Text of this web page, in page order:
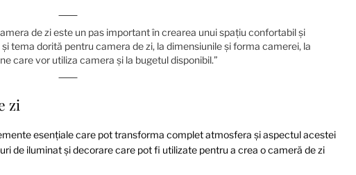
de zi este un pas important în crearea unui spațiu confortabil și
tema dorită pentru camera de zi, la dimensiunile și forma camerei, la
care vor utiliza camera și la bugetul disponibil.”
zi
esențiale care pot transforma complet atmosfera și aspectul acestei
de iluminat și decorare care pot fi utilizate pentru a crea o cameră de zi